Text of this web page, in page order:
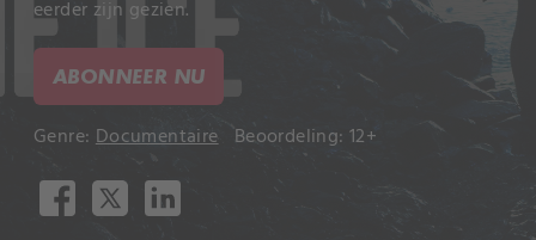
eerder zijn gezien.
ABONNEER NU
Genre: Documentaire Beoordeling: 12+